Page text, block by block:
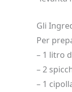
Gli
Per
– 1 litro
– 2
– 1